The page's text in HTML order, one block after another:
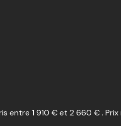
1 910 € et 2 660 € . Prix